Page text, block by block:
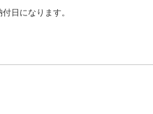
日になります。